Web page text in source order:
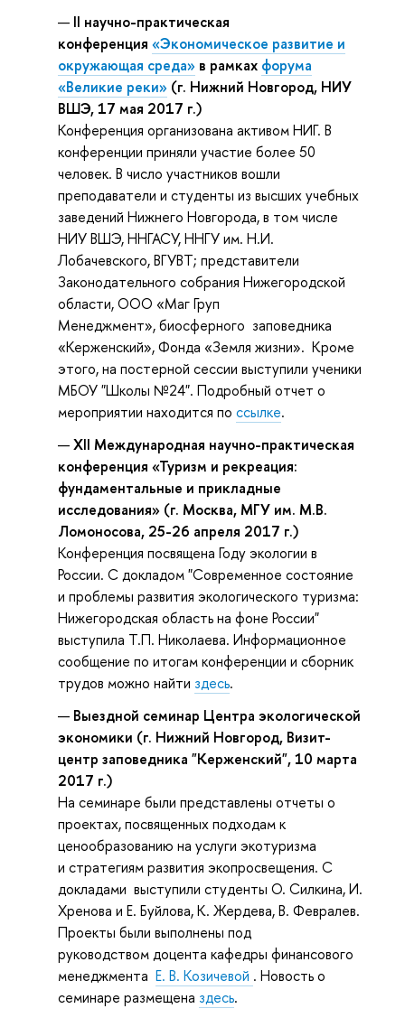
II научно-практическая
конференция«Экономическое развитие и
окружающая среда» в рамках форума
«Великие реки» (г. Нижний Новгород, НИУ
ВШЭ, 17 мая 2017 г.)
Конференция организована активом НИГ. В
конференции приняли участие более 50
человек. В число участников вошли
преподаватели и студенты из высших учебных
заведений Нижнего Новгорода, в том числе
НИУ ВШЭ, ННГАСУ, ННГУ им. Н.И.
Лобачевского, ВГУВТ; представители
Законодательного собрания Нижегородской
области, ООО «Маг Груп
Менеджмент», биосферного заповедника
«Керженский», Фонда «Земля жизни». Кроме
этого, на постерной сессии выступили ученики
МБОУ "Школы №24". Подробный отчет о
мероприятии находится поссылке.
XII Международная научно-практическая
конференция «Туризм и рекреация:
фундаментальные и прикладные
исследования» (г. Москва, МГУ им. М.В.
Ломоносова, 25-26 апреля 2017 г.)
Конференция посвящена Году экологии в
России. С докладом "Современное состояние
и проблемы развития экологического туризма:
Нижегородская область на фоне России"
выступила Т.П. Николаева. Информационное
сообщение по итогам конференции и сборник
трудов можно найти здесь.
Выездной семинар Центра экологической
экономики (г. Нижний Новгород, Визит-
центр заповедника "Керженский", 10 марта
2017 г.)
На семинаре были представлены отчеты о
проектах, посвященных подходам к
ценообразованию на услуги экотуризма
и стратегиям развития экопросвещения. С
докладами выступили студенты О. Силкина, И.
Хренова и Е. Буйлова, К. Жердева, В. Февралев.
Проекты были выполнены под
руководством доцента кафедры финансового
менеджментаЕ. В. Козичевой . Новость о
семинаре размещена здесь.